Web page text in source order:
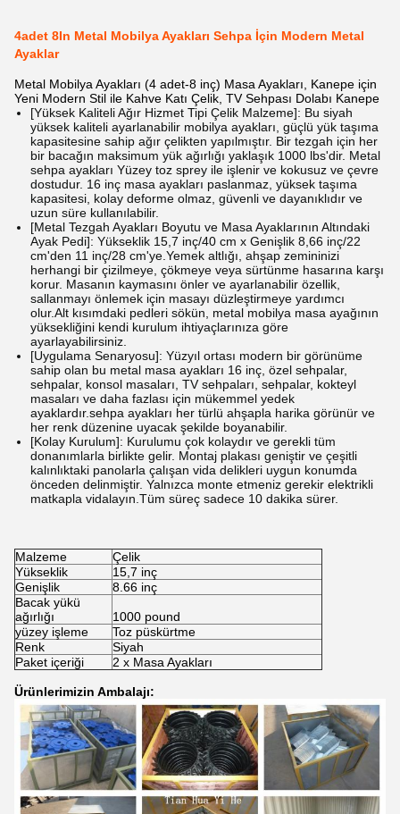
4adet 8In Metal Mobilya Ayakları Sehpa İçin Modern Metal
Ayaklar
Metal Mobilya Ayakları (4 adet-8 inç) Masa Ayakları, Kanepe için
Yeni Modern Stil ile Kahve Katı Çelik, TV Sehpası Dolabı Kanepe
[Yüksek Kaliteli Ağır Hizmet Tipi Çelik Malzeme]: Bu siyah
yüksek kaliteli ayarlanabilir mobilya ayakları, güçlü yük taşıma
kapasitesine sahip ağır çelikten yapılmıştır. Bir tezgah için her
bir bacağın maksimum yük ağırlığı yaklaşık 1000 lbs'dir. Metal
sehpa ayakları Yüzey toz sprey ile işlenir ve kokusuz ve çevre
dostudur. 16 inç masa ayakları paslanmaz, yüksek taşıma
kapasitesi, kolay deforme olmaz, güvenli ve dayanıklıdır ve
uzun süre kullanılabilir.
[Metal Tezgah Ayakları Boyutu ve Masa Ayaklarının Altındaki
Ayak Pedi]: Yükseklik 15,7 inç/40 cm x Genişlik 8,66 inç/22
cm'den 11 inç/28 cm'ye.Yemek altlığı, ahşap zemininizi
herhangi bir çizilmeye, çökmeye veya sürtünme hasarına karşı
korur. Masanın kaymasını önler ve ayarlanabilir özellik,
sallanmayı önlemek için masayı düzleştirmeye yardımcı
olur.Alt kısımdaki pedleri sökün, metal mobilya masa ayağının
yüksekliğini kendi kurulum ihtiyaçlarınıza göre
ayarlayabilirsiniz.
[Uygulama Senaryosu]: Yüzyıl ortası modern bir görünüme
sahip olan bu metal masa ayakları 16 inç, özel sehpalar,
sehpalar, konsol masaları, TV sehpaları, sehpalar, kokteyl
masaları ve daha fazlası için mükemmel yedek
ayaklardır.sehpa ayakları her türlü ahşapla harika görünür ve
her renk düzenine uyacak şekilde boyanabilir.
[Kolay Kurulum]: Kurulumu çok kolaydır ve gerekli tüm
donanımlarla birlikte gelir. Montaj plakası geniştir ve çeşitli
kalınlıktaki panolarla çalışan vida delikleri uygun konumda
önceden delinmiştir. Yalnızca monte etmeniz gerekir elektrikli
matkapla vidalayın.Tüm süreç sadece 10 dakika sürer.
Malzeme
Çelik
Yükseklik
15,7 inç
Genişlik
8.66 inç
Bacak yükü
ağırlığı
1000 pound
yüzey işleme
Toz püskürtme
Renk
Siyah
Paket içeriği
2 x Masa Ayakları
Ürünlerimizin Ambalajı: